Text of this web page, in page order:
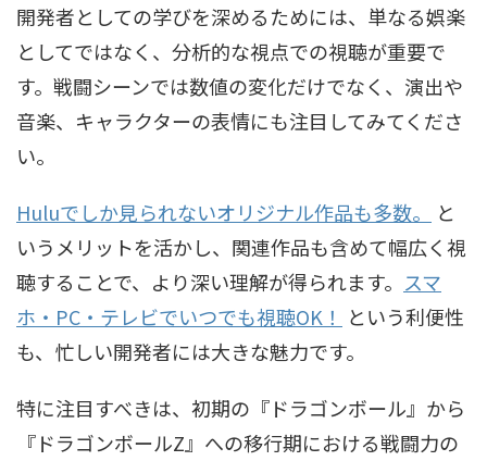
開発者としての学びを深めるためには、単なる娯楽
としてではなく、分析的な視点での視聴が重要で
す。戦闘シーンでは数値の変化だけでなく、演出や
音楽、キャラクターの表情にも注目してみてくださ
い。
Huluでしか見られないオリジナル作品も多数。
と
いうメリットを活かし、関連作品も含めて幅広く視
聴することで、より深い理解が得られます。 スマ
ホ・PC・テレビでいつでも視聴OK！ という利便性
も、忙しい開発者には大きな魅力です。
特に注目すべきは、初期の『ドラゴンボール』から
『ドラゴンボールZ』への移行期における戦闘力の